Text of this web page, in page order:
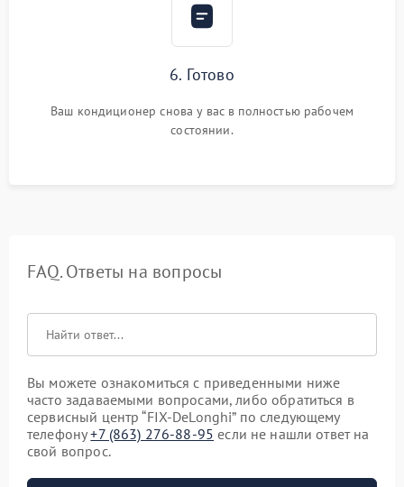
6. Готово
Ваш кондиционер снова у вас в полностью рабочем
состоянии.
FAQ. Ответы на вопросы
Вы можете ознакомиться с приведенными ниже
часто задаваемыми вопросами, либо обратиться в
сервисный центр “FIX-DeLonghi” по следующему
телефону+7 (863) 276-88-95 если не нашли ответ на
свой вопрос.